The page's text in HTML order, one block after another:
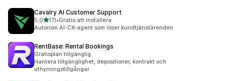
Cavalry AI Customer Support
5,0av 5 stjärnor
(7)
7 recensioner totalt
•Gratis att installera
Autonom AI-CX-agent som löser kundtjänstärenden
RentBase: Rental Bookings
Gratisplan tillgänglig
Hantera tillgänglighet, depositioner, kontrakt och
uthyrningstillgångar.